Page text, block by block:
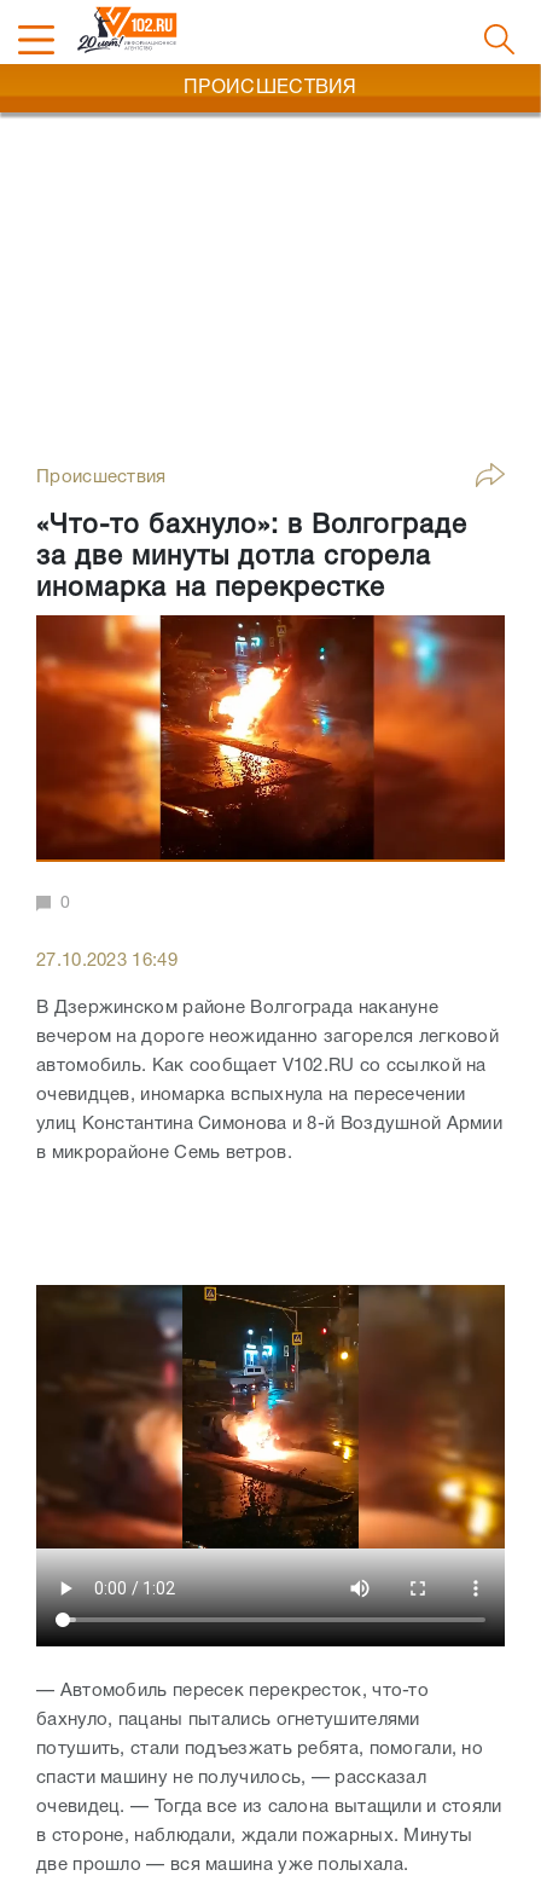
ПРОИСШЕСТВИЯ
Происшествия
«Что-то бахнуло»: в Волгограде
за две минуты дотла сгорела
иномарка на перекрестке
0
27.10.2023 16:49
В Дзержинском районе Волгограда накануне
вечером на дороге неожиданно загорелся легковой
автомобиль. Как сообщает V102.RU со ссылкой на
очевидцев, иномарка вспыхнула на пересечении
улиц Константина Симонова и 8-й Воздушной Армии
в микрорайоне Семь ветров.
— Автомобиль пересек перекресток, что-то
бахнуло, пацаны пытались огнетушителями
потушить, стали подъезжать ребята, помогали, но
спасти машину не получилось, — рассказал
очевидец. — Тогда все из салона вытащили и стояли
в стороне, наблюдали, ждали пожарных. Минуты
две прошло — вся машина уже полыхала.